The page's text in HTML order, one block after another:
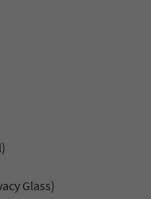
Glass)